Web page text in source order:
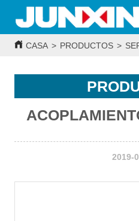
CASA > PRODUCTOS >
2019-